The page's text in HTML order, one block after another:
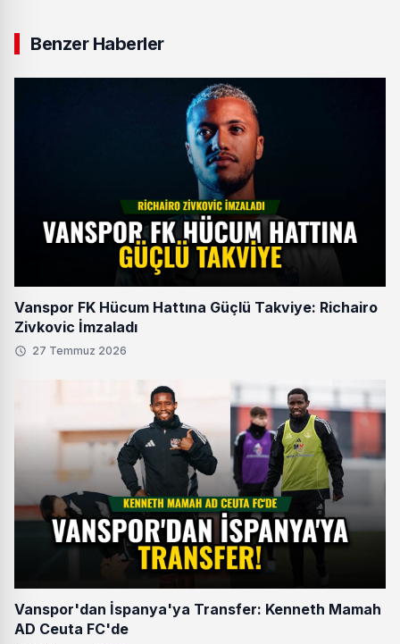
Benzer Haberler
Vanspor FK Hücum Hattına Güçlü Takviye: Richairo
Zivkovic İmzaladı
27 Temmuz 2026
Vanspor'dan İspanya'ya Transfer: Kenneth Mamah
AD Ceuta FC'de